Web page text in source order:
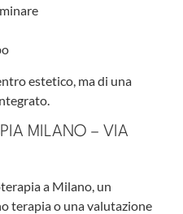
estetico, ma di una
MILANO – VIA
a Milano, un
terapia o una valutazione